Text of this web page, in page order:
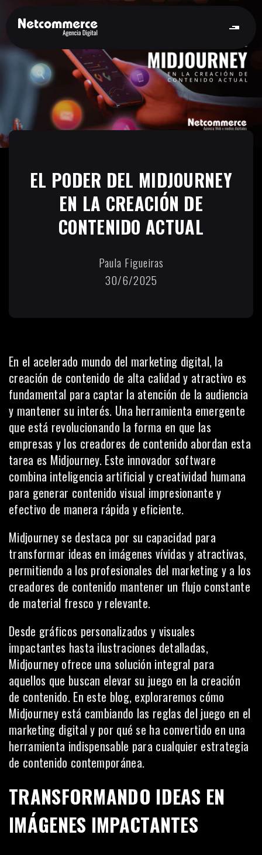
EL PODER DEL MIDJOURNEY
EN LA CREACIÓN DE
CONTENIDO ACTUAL
Paula Figueiras
30/6/2025
En el acelerado mundo del marketing digital, la
creación de contenido de alta calidad y atractivo es
fundamental para captar la atención de la audiencia
y mantener su interés. Una herramienta emergente
que está revolucionando la forma en que las
empresas y los creadores de contenido abordan esta
tarea es Midjourney. Este innovador software
combina inteligencia artificial y creatividad humana
para generar contenido visual impresionante y
efectivo de manera rápida y eficiente.
Midjourney se destaca por su capacidad para
transformar ideas en imágenes vívidas y atractivas,
permitiendo a los profesionales del marketing y a los
creadores de contenido mantener un flujo constante
de material fresco y relevante.
Desde gráficos personalizados y visuales
impactantes hasta ilustraciones detalladas,
Midjourney ofrece una solución integral para
aquellos que buscan elevar su juego en la creación
de contenido. En este blog, exploraremos cómo
Midjourney está cambiando las reglas del juego en el
marketing digital y por qué se ha convertido en una
herramienta indispensable para cualquier estrategia
de contenido contemporánea.
TRANSFORMANDO IDEAS EN
IMÁGENES IMPACTANTES